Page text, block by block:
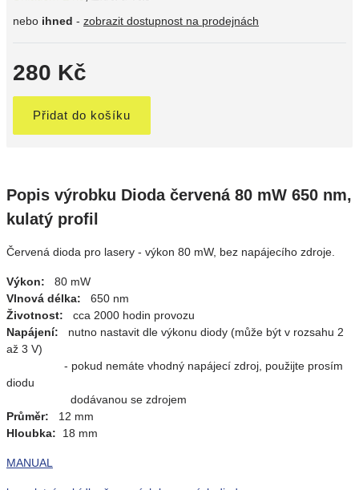
nebo ihned - zobrazit dostupnost na prodejnách
280 Kč
Přidat do košíku
Popis výrobku Dioda červená 80 mW 650 nm,
kulatý profil
Červená dioda pro lasery - výkon 80 mW, bez napájecího zdroje.
Výkon: 80 mW
Vlnová délka: 650 nm
Životnost: cca 2000 hodin provozu
Napájení: nutno nastavit dle výkonu diody (může být v rozsahu 2
až 3 V)
- pokud nemáte vhodný napájecí zdroj, použijte prosím
diodu
dodávanou se zdrojem
Průměr: 12 mm
Hloubka: 18 mm
MANUAL